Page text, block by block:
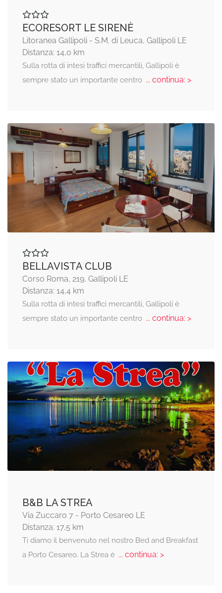
ECORESORT LE SIRENÈ
Litoranea Gallipoli - S.M. di Leuca, Gallipoli LE
Distanza: 14,0 km
Sulla rotta di intesi traffici mercantili, Gallipoli è
sempre stato un importante centro... continua: >
BELLAVISTA CLUB
Corso Roma, 219, Gallipoli LE
Distanza: 14,4 km
Sulla rotta di intesi traffici mercantili, Gallipoli è
sempre stato un importante centro... continua: >
B&B LA STREA
Via Zuccaro 7 - Porto Cesareo LE
Distanza: 17,5 km
Ti diamo il benvenuto nel nostro Bed and Breakfast
a Porto Cesareo. La Strea è... continua: >